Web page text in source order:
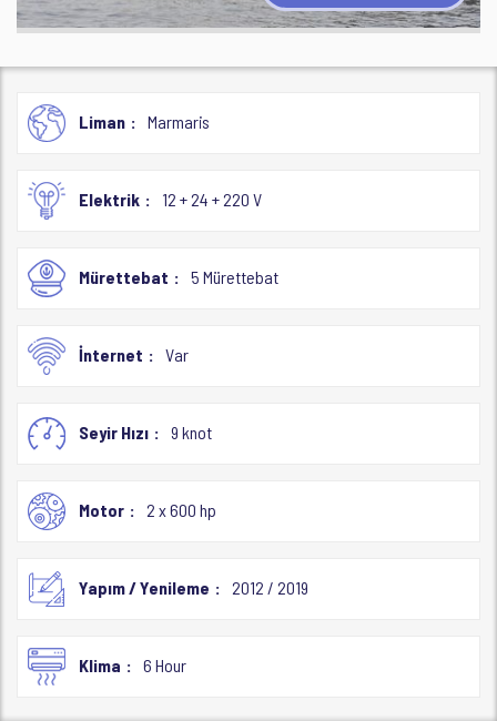
Liman Marmaris
Elektrik 12 + 24 + 220 V
Mürettebat 5 Mürettebat
İnternet Var
Seyir Hızı 9 knot
Motor 2 x 600 hp
Yapım / Yenileme 2012 / 2019
Klima 6 Hour